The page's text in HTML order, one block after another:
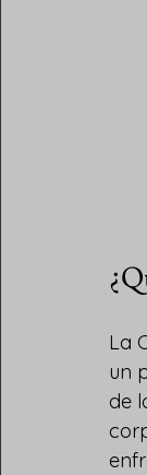
La
un
de